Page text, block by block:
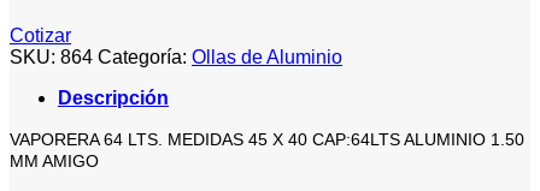
Cotizar
SKU: 864 Categoría: Ollas de Aluminio
Descripción
VAPORERA 64 LTS. MEDIDAS 45 X 40 CAP:64LTS ALUMINIO 1.50
MM AMIGO